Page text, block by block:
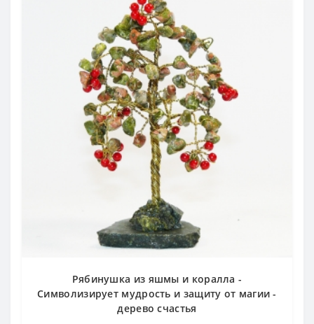
Рябинушка из яшмы и коралла -
Символизирует мудрость и защиту от магии -
дерево счастья